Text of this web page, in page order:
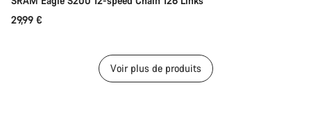
29,99 €
Voir plus de produits